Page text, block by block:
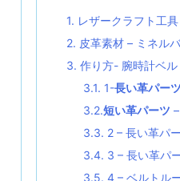
1. レザークラフト工
2. 皮革素材 – ミネル
3. 作り方- 腕時計ベル
3.1. 1-長い革パーツ
3.2.短い革パーツ
3.3. 2 – 長い革パ
3.4. 3 – 長い革パ
3.5. 4 – ベルトル